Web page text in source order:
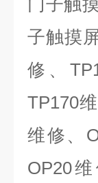
门子触
子触摸
修、
TP170
维修、
OP20维